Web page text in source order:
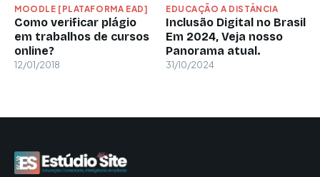
MOODLE [PLATAFORMA EAD]
Como verificar plágio
em trabalhos de cursos
online?
12/01/2018
EDUCAÇÃO A DISTÂNCIA
Inclusão Digital no Brasil
Em 2024, Veja nosso
Panorama atual.
31/10/2024